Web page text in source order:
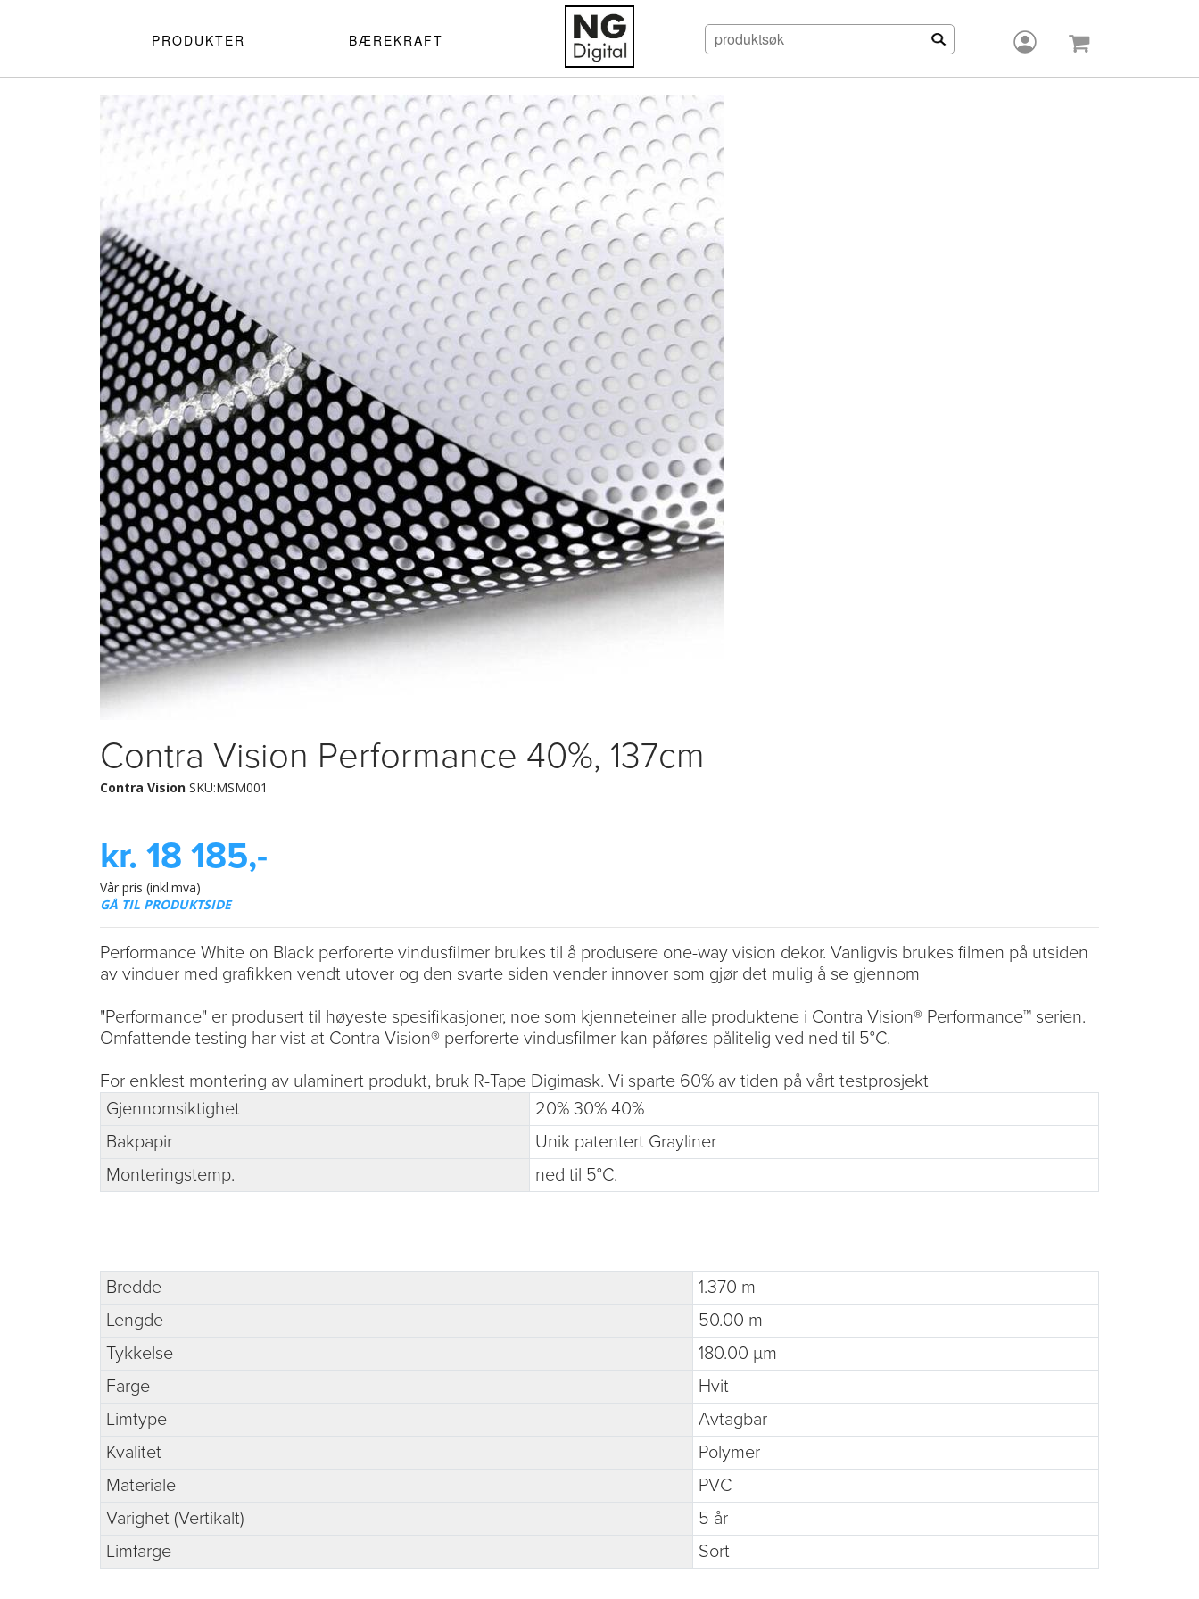
PRODUKTER BÆREKRAFT
Contra Vision Performance 40%, 137cm
Contra Vision SKU:MSM001
kr. 18 185,-
Vår pris (inkl.mva)
GÅ TIL PRODUKTSIDE
Performance White on Black perforerte vindusfilmer brukes til å produsere one-way vision dekor. Vanligvis brukes filmen på utsiden
av vinduer med grafikken vendt utover og den svarte siden vender innover som gjør det mulig å se gjennom
"Performance" er produsert til høyeste spesifikasjoner, noe som kjenneteiner alle produktene i Contra Vision® Performance™ serien.
Omfattende testing har vist at Contra Vision® perforerte vindusfilmer kan påføres pålitelig ved ned til 5°C.
For enklest montering av ulaminert produkt, bruk R-Tape Digimask. Vi sparte 60% av tiden på vårt testprosjekt
Gjennomsiktighet
20% 30% 40%
Bakpapir
Unik patentert Grayliner
Monteringstemp.
ned til 5°C.
Bredde
1.370 m
Lengde
50.00 m
Tykkelse
180.00 µm
Farge
Hvit
Limtype
Avtagbar
Kvalitet
Polymer
Materiale
PVC
Varighet (Vertikalt)
5 år
Limfarge
Sort